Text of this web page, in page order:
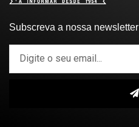
Subscreva a nossa newsletter